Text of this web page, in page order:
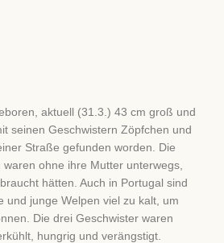
aktuell (31.3.) 43 cm groß und
seinen Geschwistern Zöpfchen und
Straße gefunden worden. Die
ohne ihre Mutter unterwegs,
hätten. Auch in Portugal sind
und junge Welpen viel zu kalt, um
Die drei Geschwister waren
hungrig und verängstigt.